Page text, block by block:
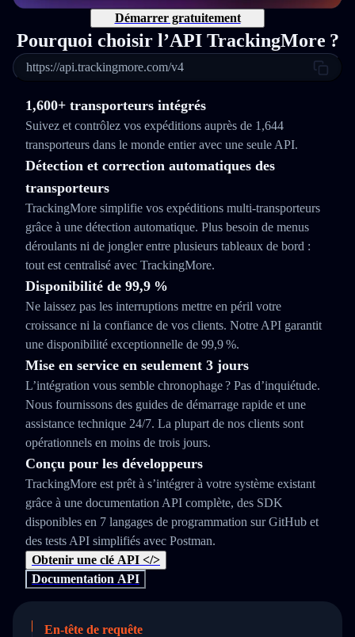
Démarrer gratuitement
Pourquoi choisir l’API TrackingMore ?
https://api.trackingmore.com/v4
1,600+ transporteurs intégrés
Suivez et contrôlez vos expéditions auprès de 1,644
transporteurs dans le monde entier avec une seule API.
Détection et correction automatiques des
transporteurs
TrackingMore simplifie vos expéditions multi‑transporteurs
grâce à une détection automatique. Plus besoin de menus
déroulants ni de jongler entre plusieurs tableaux de bord :
tout est centralisé avec TrackingMore.
Disponibilité de 99,9 %
Ne laissez pas les interruptions mettre en péril votre
croissance ni la confiance de vos clients. Notre API garantit
une disponibilité exceptionnelle de 99,9 %.
Mise en service en seulement 3 jours
L’intégration vous semble chronophage ? Pas d’inquiétude.
Nous fournissons des guides de démarrage rapide et une
assistance technique 24/7. La plupart de nos clients sont
opérationnels en moins de trois jours.
Conçu pour les développeurs
TrackingMore est prêt à s’intégrer à votre système existant
grâce à une documentation API complète, des SDK
disponibles en 7 langages de programmation sur GitHub et
des tests API simplifiés avec Postman.
Obtenir une clé API </>
Documentation API
En-tête de requête